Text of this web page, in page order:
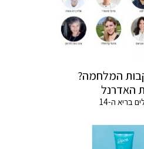
המלחמה?
האדרנל
בריא ה-14